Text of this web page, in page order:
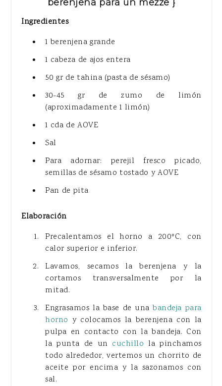
berenjena para un mezze }
Ingredientes
1 berenjena grande
1 cabeza de ajos entera
50 gr de tahina (pasta de sésamo)
30-45 gr de zumo de limón
(aproximadamente 1 limón)
1 cda de AOVE
Sal
Para adornar: perejil fresco picado,
semillas de sésamo tostado y AOVE
Pan de pita
Elaboración
Precalentamos el horno a 200ºC, con
calor superior e inferior.
Lavamos, secamos la berenjena y la
cortamos transversalmente por la
mitad.
Engrasamos la base de unabandeja para
horno y colocamos la berenjena con la
pulpa en contacto con la bandeja. Con
la punta de un cuchillo la pinchamos
todo alrededor, vertemos un chorrito de
aceite por encima y la sazonamos con
sal.